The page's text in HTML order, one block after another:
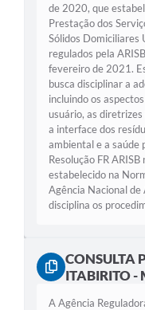
de 2020, que
Prestação dos
Sólidos Domiciliares
regulados pela
fevereiro de 2021.
busca disciplinar a
incluindo os
usuário, as
a interface dos
ambiental e a saúde
Resolução FR
estabelecido na
Agência Nacional de
disciplina os
CONSULTA
ITABIRITO -
A Agência